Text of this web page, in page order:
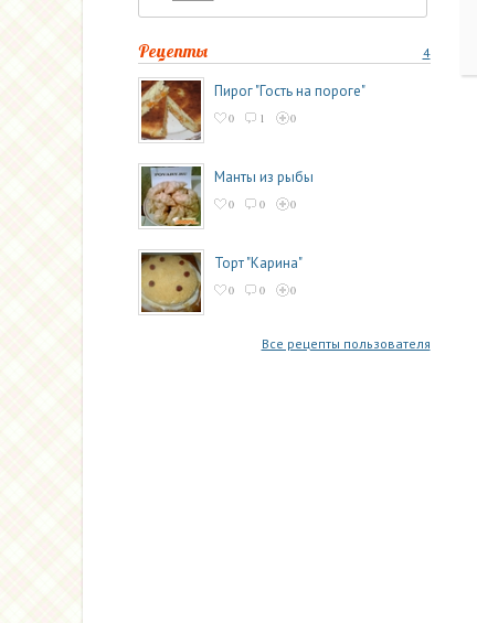
4
Рецепты
Пирог "Гость на пороге"
0 1 0
Манты из рыбы
0 0 0
Торт "Карина"
0 0 0
Все рецепты пользователя